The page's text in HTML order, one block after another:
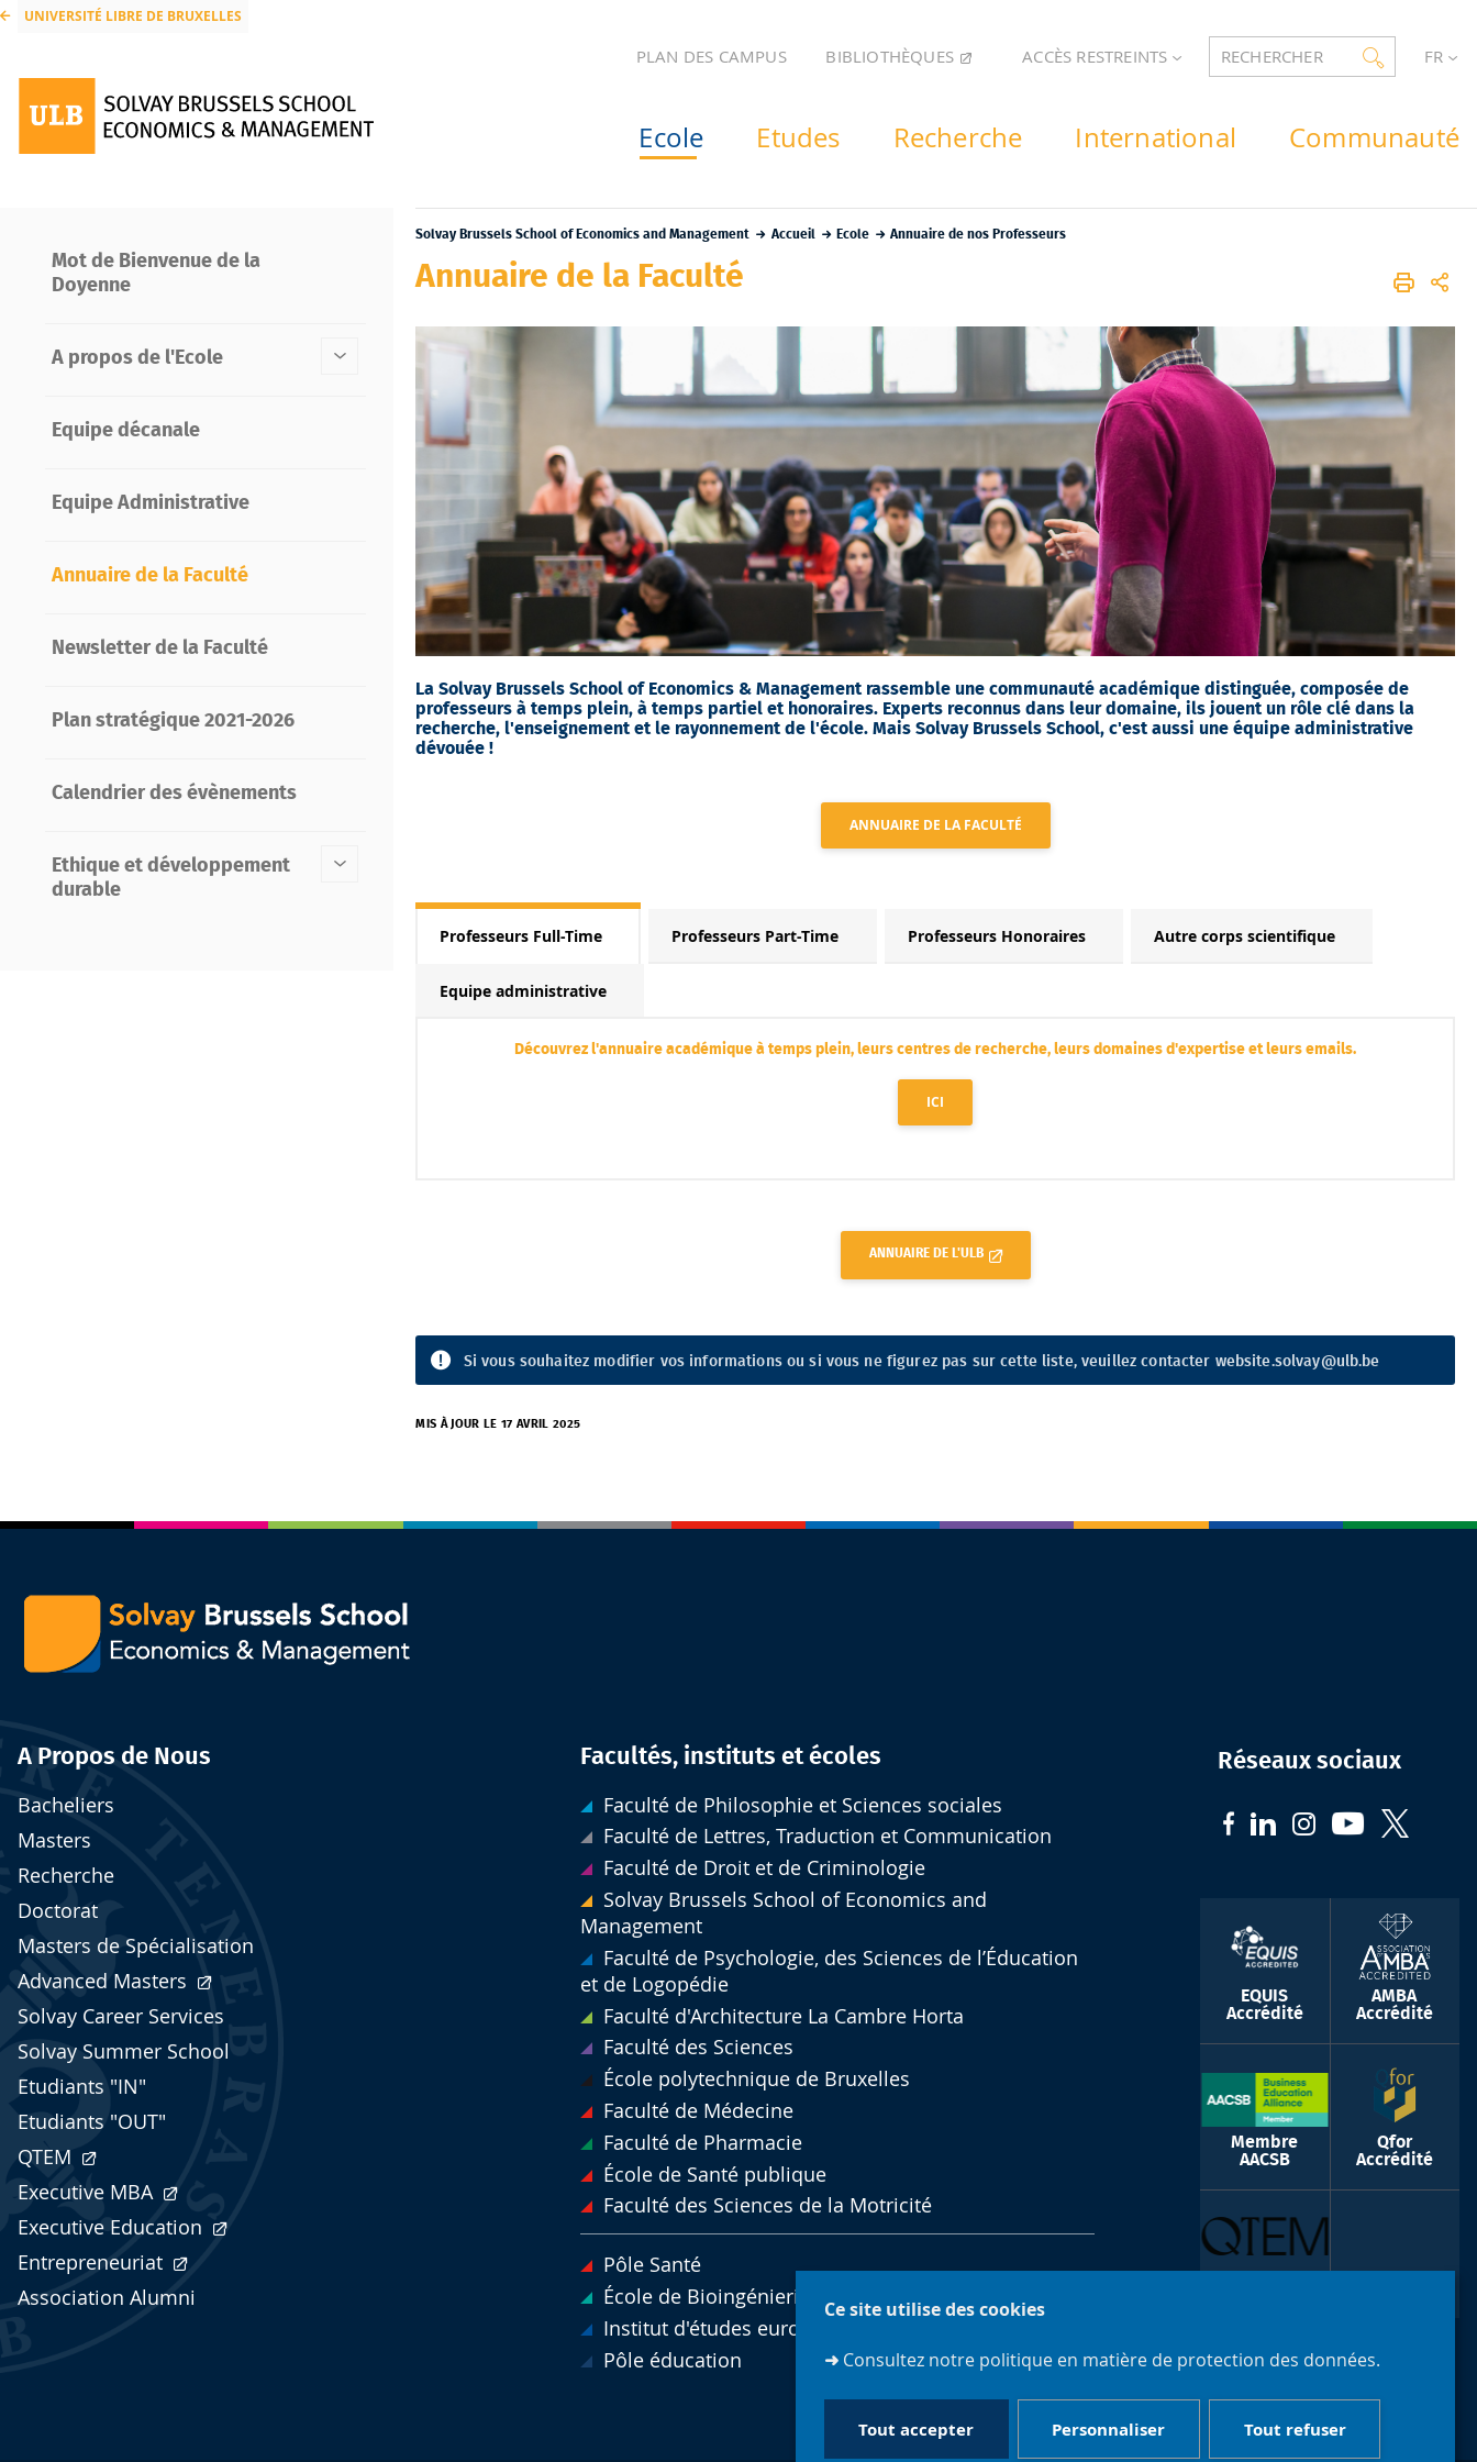
Ce site utilise des cookies
➜ Consultez notre politique en matière de protection des données.
Tout accepter Tout refuser
Personnaliser
UNIVERSITÉ LIBRE DE BRUXELLES
PLAN DES CAMPUS BIBLIOTHÈQUES ACCÈS RESTREINTS RECHERCHER FR
Ecole Etudes Recherche International Communauté
Mot de Bienvenue de la
Doyenne
A propos de l'Ecole
Equipe décanale
Equipe Administrative
Annuaire de la Faculté
Newsletter de la Faculté
Plan stratégique 2021-2026
Calendrier des évènements
Ethique et développement
durable
Solvay Brussels School of Economics and Management Accueil Ecole Annuaire de nos Professeurs
Annuaire de la Faculté
La Solvay Brussels School of Economics & Management rassemble une communauté académique distinguée, composée de
professeurs à temps plein, à temps partiel et honoraires. Experts reconnus dans leur domaine, ils jouent un rôle clé dans la
recherche, l'enseignement et le rayonnement de l'école. Mais Solvay Brussels School, c'est aussi une équipe administrative
dévouée !
ANNUAIRE DE LA FACULTÉ
Professeurs Full-Time Professeurs Part-Time Professeurs Honoraires Autre corps scientifique
Equipe administrative
Découvrez l'annuaire académique à temps plein, leurs centres de recherche, leurs domaines d'expertise et leurs emails.
ICI
ANNUAIRE DE L'ULB
Si vous souhaitez modifier vos informations ou si vous ne figurez pas sur cette liste, veuillez contacter website.solvay@ulb.be
MIS À JOUR LE 17 AVRIL 2025
A Propos de Nous
Bacheliers
Masters
Recherche
Doctorat
Masters de Spécialisation
Advanced Masters
Solvay Career Services
Solvay Summer School
Etudiants "IN"
Etudiants "OUT"
QTEM
Executive MBA
Executive Education
Entrepreneuriat
Association Alumni
Facultés, instituts et écoles
Faculté de Philosophie et Sciences sociales
Faculté de Lettres, Traduction et Communication
Faculté de Droit et de Criminologie
Solvay Brussels School of Economics and
Management
Faculté de Psychologie, des Sciences de l’Éducation
et de Logopédie
Faculté d'Architecture La Cambre Horta
Faculté des Sciences
École polytechnique de Bruxelles
Faculté de Médecine
Faculté de Pharmacie
École de Santé publique
Faculté des Sciences de la Motricité
Pôle Santé
École de Bioingénierie de Bruxelles
Institut d'études européennes
Pôle éducation
Réseaux sociaux
EQUIS
Accrédité
AMBA
Accrédité
Membre
AACSB
Qfor
Accrédité